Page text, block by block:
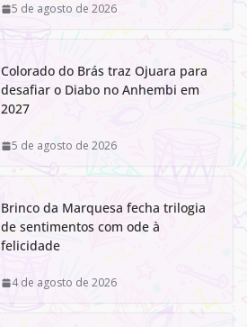
5 de agosto de 2026
Colorado do Brás traz Ojuara para
desafiar o Diabo no Anhembi em
2027
5 de agosto de 2026
Brinco da Marquesa fecha trilogia
de sentimentos com ode à
felicidade
4 de agosto de 2026